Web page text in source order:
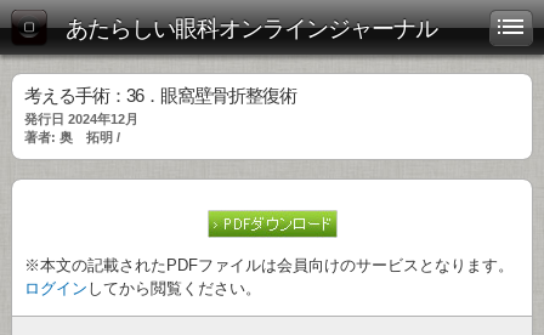
あたらしい眼科オンラインジャーナル
考える手術：36．眼窩壁骨折整復術
発行日 2024年12月
著者: 奥 拓明 /
※本文の記載されたPDFファイルは会員向けのサービスとなります。
ログイン してから閲覧ください。